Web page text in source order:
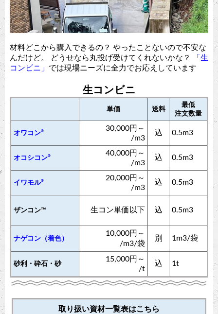
材料どこから購入できるの？ やったことないので不安な
んだけど。 どうせなら丸投げ受けてくれないかな？
「生
コンビニ」 では現場ニーズに全力でお応えしています
生コンビニ
単価 送料
最低
注文数量
オワコン®
30,000円～
/m3
込 0.5m3
オコシコン®
40,000円～
/m3
込 0.5m3
イワモル®
20,000円～
/m3
込 0.5m3
ザンコン™︎ 生コン単価以下 込 0.5m3
ナゲコン（着色）
10,000円～
/m3/袋
別 1m3/袋
砂利・砕石・砂
15,000円～
/t
込 1t
取り扱い資材一覧表はこちら